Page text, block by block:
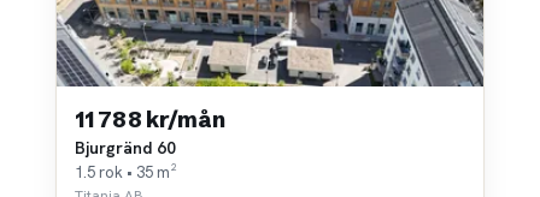
11 788 kr/mån
Bjurgränd 60
1.5 rok • 35 m²